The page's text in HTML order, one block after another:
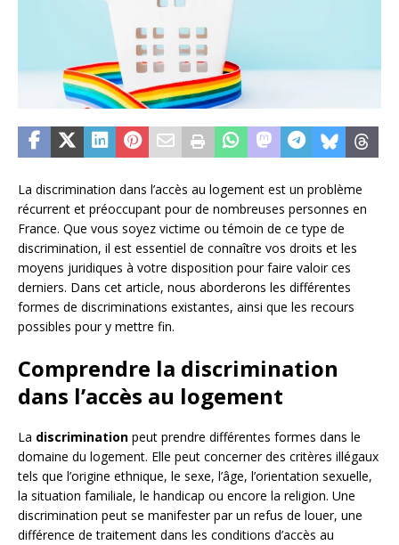
La discrimination dans l’accès au logement est un problème
récurrent et préoccupant pour de nombreuses personnes en
France. Que vous soyez victime ou témoin de ce type de
discrimination, il est essentiel de connaître vos droits et les
moyens juridiques à votre disposition pour faire valoir ces
derniers. Dans cet article, nous aborderons les différentes
formes de discriminations existantes, ainsi que les recours
possibles pour y mettre fin.
Comprendre la discrimination
dans l’accès au logement
La discrimination peut prendre différentes formes dans le
domaine du logement. Elle peut concerner des critères illégaux
tels que l’origine ethnique, le sexe, l’âge, l’orientation sexuelle,
la situation familiale, le handicap ou encore la religion. Une
discrimination peut se manifester par un refus de louer, une
différence de traitement dans les conditions d’accès au